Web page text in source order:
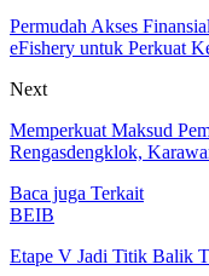
Permudah Akses
eFishery untuk Perkuat
Next
Memperkuat Maksud
Rengasdengklok,
Baca juga Terkait
BEIB
Etape V Jadi Titik Balik